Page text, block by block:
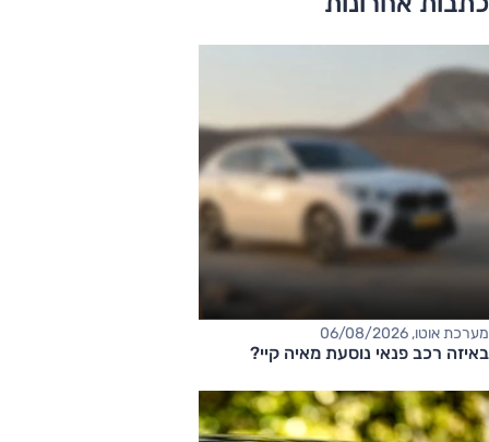
מערכת אוטו, 06/08/2026
באיזה רכב פנאי נוסעת מאיה קיי?